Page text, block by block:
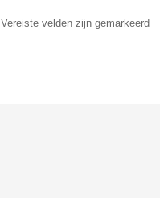
Vereiste velden zijn gemarkeerd